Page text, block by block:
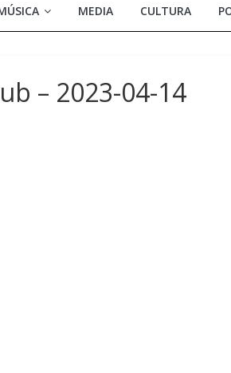
MEDIA CULTURA
– 2023-04-14